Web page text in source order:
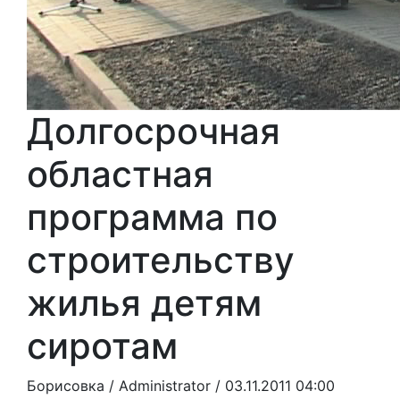
Долгосрочная
областная
программа по
строительству
жилья детям
сиротам
Борисовка / Administrator / 03.11.2011 04:00